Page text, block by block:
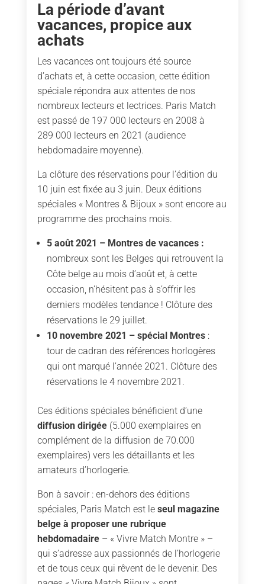
La période d’avant
vacances, propice aux
achats
Les vacances ont toujours été source
d’achats et, à cette occasion, cette édition
spéciale répondra aux attentes de nos
nombreux lecteurs et lectrices. Paris Match
est passé de 197 000 lecteurs en 2008 à
289 000 lecteurs en 2021 (audience
hebdomadaire moyenne).
La clôture des réservations pour l’édition du
10 juin est fixée au 3 juin. Deux éditions
spéciales « Montres & Bijoux » sont encore au
programme des prochains mois.
5 août 2021 – Montres de vacances :
nombreux sont les Belges qui retrouvent la
Côte belge au mois d’août et, à cette
occasion, n’hésitent pas à s’offrir les
derniers modèles tendance ! Clôture des
réservations le 29 juillet.
10 novembre 2021 – spécial Montres:
tour de cadran des références horlogères
qui ont marqué l’année 2021. Clôture des
réservations le 4 novembre 2021.
Ces éditions spéciales bénéficient d’une
diffusion dirigée(5.000 exemplaires en
complément de la diffusion de 70.000
exemplaires) vers les détaillants et les
amateurs d’horlogerie.
Bon à savoir : en-dehors des éditions
spéciales, Paris Match est le seul magazine
belge à proposer une rubrique
hebdomadaire– « Vivre Match Montre » –
qui s’adresse aux passionnés de l’horlogerie
et de tous ceux qui rêvent de le devenir. Des